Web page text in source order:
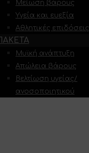
Μείωση βάρους
Υγεία και ευεξία
Αθλητικές επιδόσεις
ΠΑΚΈΤΑ
Μυϊκή ανάπτυξη
Απώλεια βάρους
Βελτίωση υγείας/
ανοσοποιητικού